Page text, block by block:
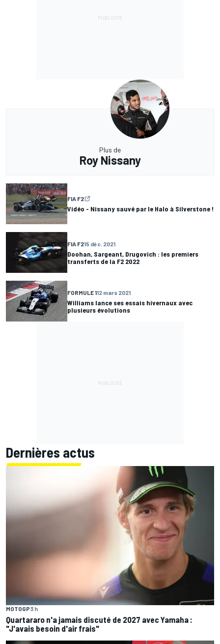
Plus de
Roy Nissany
FIA F2
Vidéo - Nissany sauvé par le Halo à Silverstone !
FIA F215 déc. 2021
Doohan, Sargeant, Drugovich : les premiers
transferts de la F2 2022
FORMULE 112 mars 2021
Williams lance ses essais hivernaux avec
plusieurs évolutions
Dernières actus
MOTOGP3 h
Quartararo n'a jamais discuté de 2027 avec Yamaha :
"J'avais besoin d'air frais"